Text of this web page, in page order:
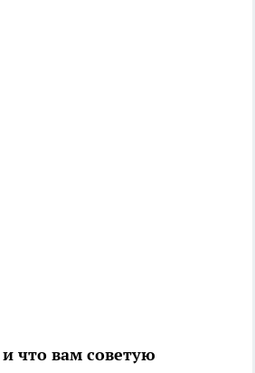
что вам советую